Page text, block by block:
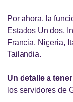
Por ahora, la
Estados Unidos,
Francia, Nigeria,
Tailandia.
Un detalle a
los servidores de